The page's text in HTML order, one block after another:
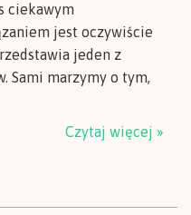
ciekawym
jest oczywiście
jeden z
Sami marzymy o tym,
Czytaj więcej »